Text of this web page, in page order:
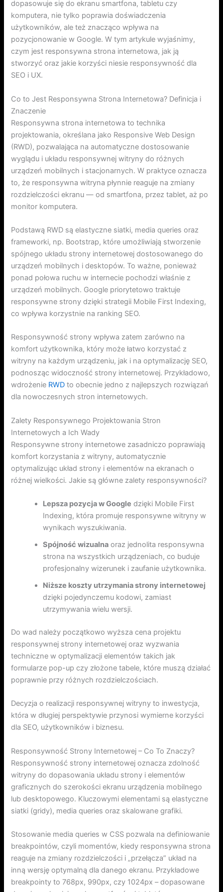
dopasowuje się do ekranu smartfona, tabletu czy
komputera, nie tylko poprawia doświadczenia
użytkowników, ale też znacząco wpływa na
pozycjonowanie w Google. W tym artykule wyjaśnimy,
czym jest responsywna strona internetowa, jak ją
stworzyć oraz jakie korzyści niesie responsywność dla
SEO i UX.
Co to Jest Responsywna Strona Internetowa? Definicja i
Znaczenie
Responsywna strona internetowa to technika
projektowania, określana jako Responsive Web Design
(RWD), pozwalająca na automatyczne dostosowanie
wyglądu i układu responsywnej witryny do różnych
urządzeń mobilnych i stacjonarnych. W praktyce oznacza
to, że responsywna witryna płynnie reaguje na zmiany
rozdzielczości ekranu — od smartfona, przez tablet, aż po
monitor komputera.
Podstawą RWD są elastyczne siatki, media queries oraz
frameworki, np. Bootstrap, które umożliwiają stworzenie
spójnego układu strony internetowej dostosowanego do
urządzeń mobilnych i desktopów. To ważne, ponieważ
ponad połowa ruchu w internecie pochodzi właśnie z
urządzeń mobilnych. Google priorytetowo traktuje
responsywne strony dzięki strategii Mobile First Indexing,
co wpływa korzystnie na ranking SEO.
Responsywność strony wpływa zatem zarówno na
komfort użytkownika, który może łatwo korzystać z
witryny na każdym urządzeniu, jak i na optymalizację SEO,
podnosząc widoczność strony internetowej. Przykładowo,
wdrożenie RWD to obecnie jedno z najlepszych rozwiązań
dla nowoczesnych stron internetowych.
Zalety Responsywnego Projektowania Stron
Internetowych a Ich Wady
Responsywne strony internetowe zasadniczo poprawiają
komfort korzystania z witryny, automatycznie
optymalizując układ strony i elementów na ekranach o
różnej wielkości. Jakie są główne zalety responsywności?
Lepsza pozycja w Google dzięki Mobile First
Indexing, która promuje responsywne witryny w
wynikach wyszukiwania.
Spójność wizualna oraz jednolita responsywna
strona na wszystkich urządzeniach, co buduje
profesjonalny wizerunek i zaufanie użytkownika.
Niższe koszty utrzymania strony internetowej
dzięki pojedynczemu kodowi, zamiast
utrzymywania wielu wersji.
Do wad należy początkowo wyższa cena projektu
responsywnej strony internetowej oraz wyzwania
techniczne w optymalizacji elementów takich jak
formularze pop-up czy złożone tabele, które muszą działać
poprawnie przy różnych rozdzielczościach.
Decyzja o realizacji responsywnej witryny to inwestycja,
która w długiej perspektywie przynosi wymierne korzyści
dla SEO, użytkowników i biznesu.
Responsywność Strony Internetowej – Co To Znaczy?
Responsywność strony internetowej oznacza zdolność
witryny do dopasowania układu strony i elementów
graficznych do szerokości ekranu urządzenia mobilnego
lub desktopowego. Kluczowymi elementami są elastyczne
siatki (gridy), media queries oraz skalowane grafiki.
Stosowanie media queries w CSS pozwala na definiowanie
breakpointów, czyli momentów, kiedy responsywna strona
reaguje na zmiany rozdzielczości i „przełącza” układ na
inną wersję optymalną dla danego ekranu. Przykładowe
breakpointy to 768px, 990px, czy 1024px – dopasowane